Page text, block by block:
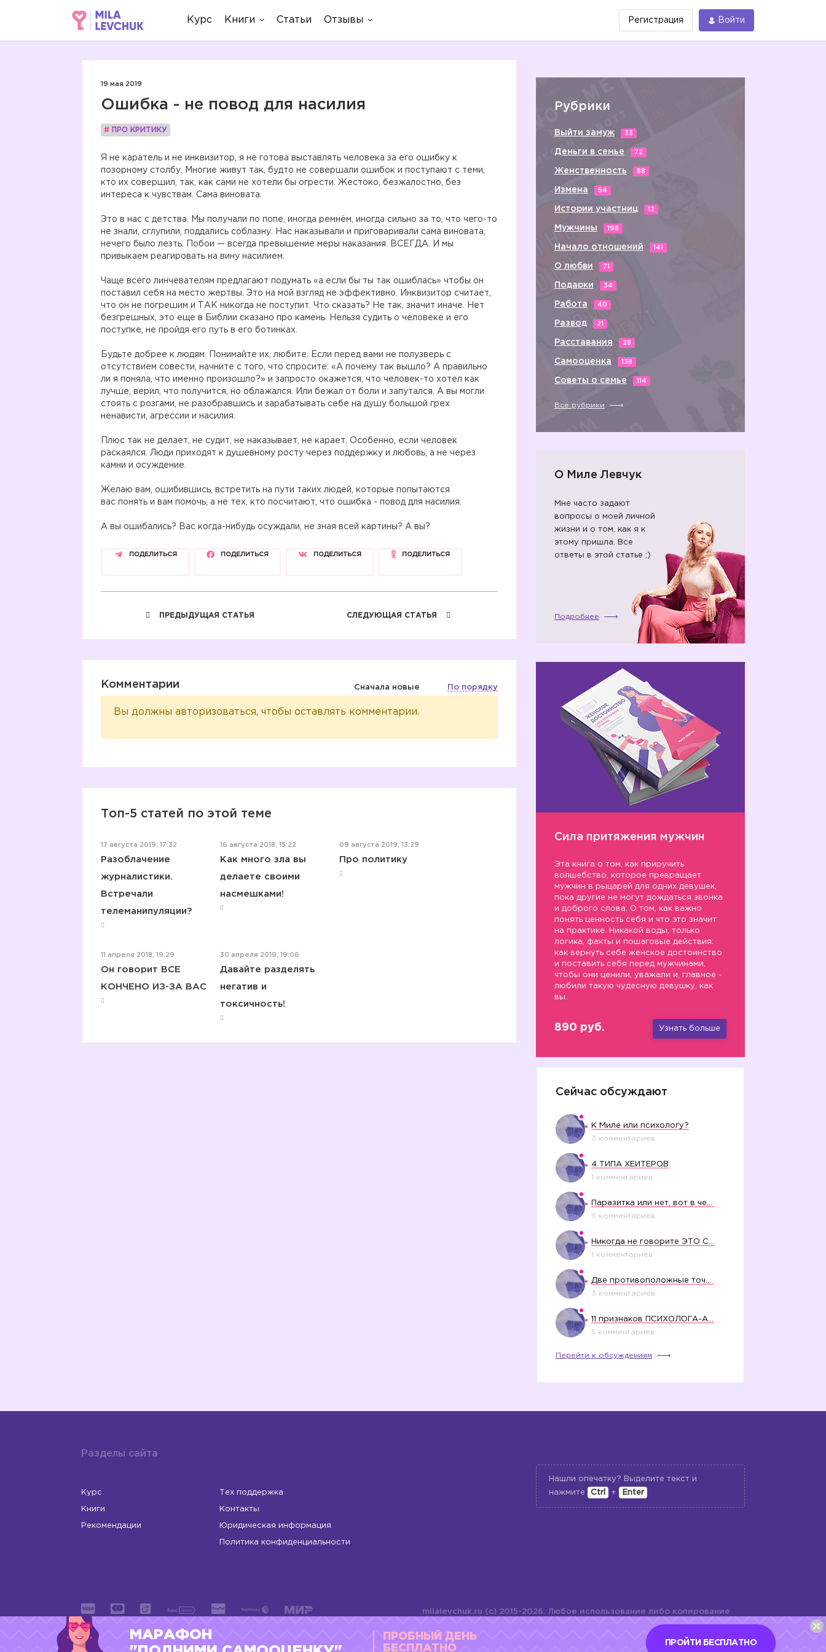
Курс Книги Статьи Отзывы Регистрация Войти
19 мая 2019
Ошибка - не повод для насилия
# ПРО КРИТИКУ
Я не каратель и не инквизитор, я не готова выставлять человека за его ошибку к
позорному столбу. Многие живут так, будто не совершали ошибок и поступают с теми,
кто их совершил, так, как сами не хотели бы огрести. Жестоко, безжалостно, без
интереса к чувствам. Сама виновата.
Это в нас с детства. Мы получали по попе, иногда ремнём, иногда сильно за то, что чего-то
не знали, сглупили, поддались соблазну. Нас наказывали и приговаривали сама виновата,
нечего было лезть. Побои — всегда превышение меры наказания. ВСЕГДА. И мы
привыкаем реагировать на вину насилием.
Чаще всего линчевателям предлагают подумать «а если бы ты так ошиблась» чтобы он
поставил себя на место жертвы. Это на мой взгляд не эффективно. Инквизитор считает,
что он не погрешим и ТАК никогда не поступит. Что сказать? Не так, значит иначе. Нет
безгрешных, это еще в Библии сказано про камень. Нельзя судить о человеке и его
поступке, не пройдя его путь в его ботинках.
Будьте добрее к людям. Понимайте их, любите. Если перед вами не полузверь с
отсутствием совести, начните с того, что спросите: «А почему так вышло? А правильно
ли я поняла, что именно произошло?» и запросто окажется, что человек-то хотел как
лучше, верил, что получится, но облажался. Или бежал от боли и запутался. А вы могли
стоять с розгами, не разобравшись и зарабатывать себе на душу большой грех
ненависти, агрессии и насилия.
Плюс так не делает, не судит, не наказывает, не карает. Особенно, если человек
раскаялся. Люди приходят к душевному росту через поддержку и любовь, а не через
камни и осуждение.
Желаю вам, ошибившись, встретить на пути таких людей, которые попытаются
вас понять и вам помочь, а не тех, кто посчитают, что ошибка - повод для насилия.
А вы ошибались? Вас когда-нибудь осуждали, не зная всей картины? А вы?
ПОДЕЛИТЬСЯ ПОДЕЛИТЬСЯ ПОДЕЛИТЬСЯ ПОДЕЛИТЬСЯ
ПРЕДЫДУЩАЯ СТАТЬЯ СЛЕДУЮЩАЯ СТАТЬЯ
Комментарии Сначала новые По порядку
Вы должны авторизоваться, чтобы оставлять комментарии.
Топ-5 статей по этой теме
17 августа 2019, 17:32
Разоблачение
журналистики.
Встречали
телеманипуляции?
16 августа 2018, 15:22
Как много зла вы
делаете своими
насмешками!
09 августа 2019, 13:29
Про политику
11 апреля 2018, 19:29
Он говорит ВСЕ
КОНЧЕНО ИЗ-ЗА ВАС
30 апреля 2019, 19:06
Давайте разделять
негатив и
токсичность!
Рубрики
Выйти замуж 33
Деньги в семье 72
Женственность 88
Измена 54
Истории участниц 12
Мужчины 198
Начало отношений 141
О любви 71
Подарки 34
Работа 40
Развод 21
Расставания 28
Самооценка 138
Советы о семье 114
Все рубрики
О Миле Левчук
Мне часто задают
вопросы о моей личной
жизни и о том, как я к
этому пришла. Все
ответы в этой статье ;)
Подробнее
Сила притяжения мужчин
Эта книга о том, как приручить
волшебство, которое превращает
мужчин в рыцарей для одних девушек,
пока другие не могут дождаться звонка
и доброго слова. О том, как важно
понять ценность себя и что это значит
на практике. Никакой воды, только
логика, факты и пошаговые действия:
как вернуть себе женское достоинство
и поставить себя перед мужчинами,
чтобы они ценили, уважали и, главное -
любили такую чудесную девушку, как
вы.
890 руб. Узнать больше
Сейчас обсуждают
К Миле или психологу?
3 комментариев
4 ТИПА ХЕЙТЕРОВ
1 комментариев
6 комментариев
1 комментариев
3 комментариев
5 комментариев
Перейти к обсуждениям
Разделы сайта
Курс
Книги
Рекомендации
Тех поддержка
Контакты
Юридическая информация
Политика конфиденциальности
Нашли опечатку? Выделите текст и
нажмите
Ctrl + Enter
ИП Левчук Людмила Николаевна
milalevchuk.ru (c) 2015-2026. Любое использование либо копирование
материалов или подборки материалов сайта, элементов дизайна и
оформления допускается лишь с разрешения правообладателя и
МАРАФОН
ПРОБНЫЙ ДЕНЬ
БЕСПЛАТНО
ПРОЙТИ БЕСПЛАТНО